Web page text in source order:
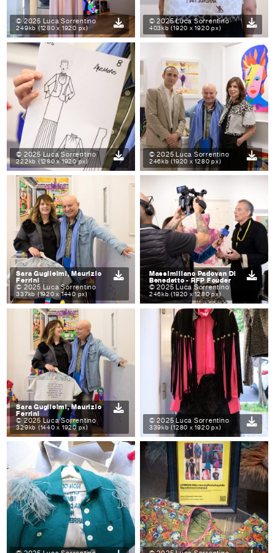
© 2025 Luca Sorrentino
249kb (1280 x 1920 px)
© 2025 Luca Sorrentino
403kb (1920 x 1920 px)
© 2025 Luca Sorrentino
222kb (1280 x 1920 px)
© 2025 Luca Sorrentino
246kb (1920 x 1280 px)
Sara Guglielmi, Maurizio
Ferrini
© 2025 Luca Sorrentino
337kb (1920 x 1440 px)
Massimiliano Padovan Di
Benedetto - RFP Fouder
© 2025 Luca Sorrentino
246kb (1920 x 1280 px)
Sara Guglielmi, Maurizio
Ferrini
© 2025 Luca Sorrentino
329kb (1440 x 1920 px)
© 2025 Luca Sorrentino
339kb (1280 x 1920 px)